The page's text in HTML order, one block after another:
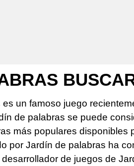
un famoso juego
de palabras se puede
más populares
por Jardín de palabras ha
de juegos de